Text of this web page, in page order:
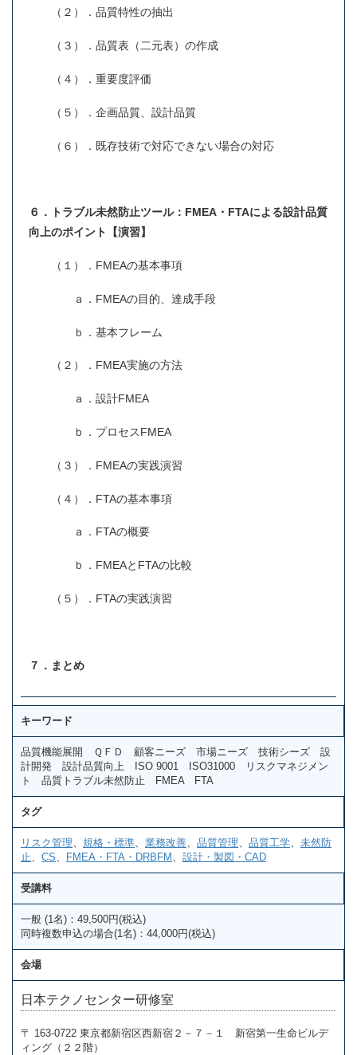
（２）．品質特性の抽出
（３）．品質表（二元表）の作成
（４）．重要度評価
（５）．企画品質、設計品質
（６）．既存技術で対応できない場合の対応
６．トラブル未然防止ツール：FMEA・FTAによる設計品質
向上のポイント【演習】
（１）．FMEAの基本事項
ａ．FMEAの目的、達成手段
ｂ．基本フレーム
（２）．FMEA実施の方法
ａ．設計FMEA
ｂ．プロセスFMEA
（３）．FMEAの実践演習
（４）．FTAの基本事項
ａ．FTAの概要
ｂ．FMEAとFTAの比較
（５）．FTAの実践演習
７．まとめ
キーワード
品質機能展開 ＱＦＤ 顧客ニーズ 市場ニーズ 技術シーズ 設
計開発 設計品質向上 ISO 9001 ISO31000 リスクマネジメン
ト 品質トラブル未然防止 FMEA FTA
タグ
リスク管理 規格・標準 業務改善 品質管理 品質工学
未然防
止
CS FMEA・FTA・DRBFM 設計・製図・CAD
受講料
一般 (1名)：49,500円(税込)
同時複数申込の場合(1名)：44,000円(税込)
会場
日本テクノセンター研修室
〒 163-0722 東京都新宿区西新宿２－７－１ 新宿第一生命ビルデ
ィング（２２階）